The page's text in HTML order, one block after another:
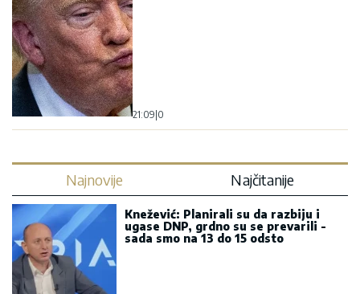
21:09 0
Najnovije Najčitanije
Knežević: Planirali su da razbiju i
ugase DNP, grdno su se prevarili -
sada smo na 13 do 15 odsto